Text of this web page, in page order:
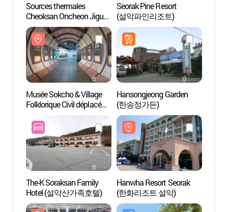
Sources thermales
Cheoksan Oncheon Jigu
(Cheoksan Spa World)
(척산온천지구)
Seorak Pine Resort
(설악파인리조트)
Musée Sokcho & Village
Folklorique Civil déplacé
속초실향민문화촌)
Hansongjeong Garden
(한송정가든)
The-K Soraksan Family
Hotel (설악산가족호텔)
Hanwha Resort Seorak
(한화리조트 설악)